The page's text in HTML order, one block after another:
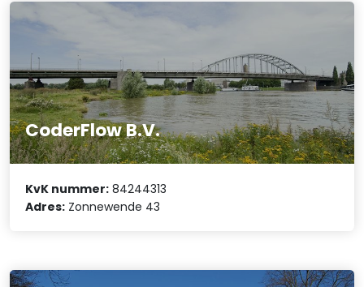
CoderFlow B.V.
KvK nummer: 84244313
Adres: Zonnewende 43